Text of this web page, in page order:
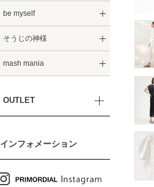
be myself
そうじの神様
mash mania
OUTLET
インフォメーション